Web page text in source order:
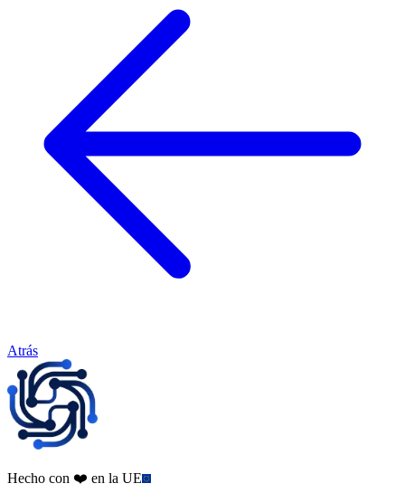
Atrás
Hecho con ❤️ en la UE